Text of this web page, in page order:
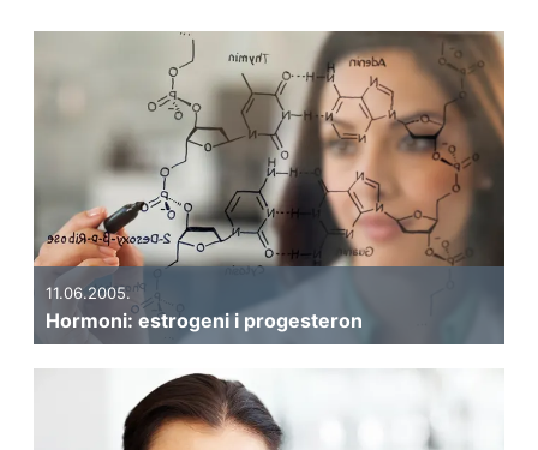
11.06.2005.
Hormoni: estrogeni i progesteron